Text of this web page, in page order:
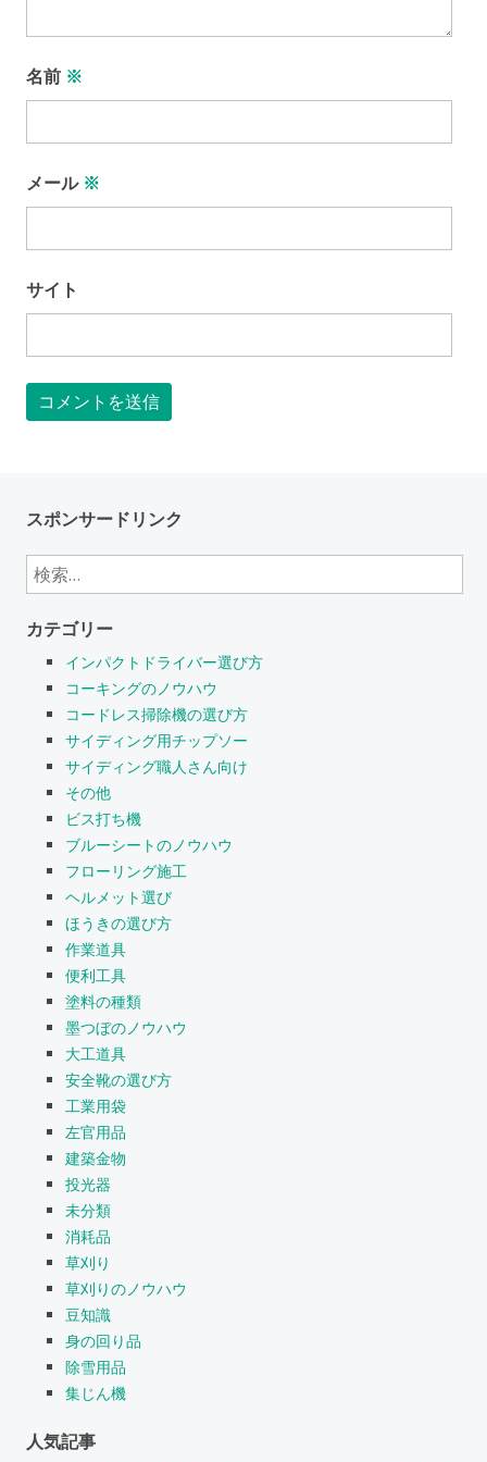
名前 ※
メール ※
サイト
スポンサードリンク
検
索:
カテゴリー
インパクトドライバー選び方
コーキングのノウハウ
コードレス掃除機の選び方
サイディング用チップソー
サイディング職人さん向け
その他
ビス打ち機
ブルーシートのノウハウ
フローリング施工
ヘルメット選び
ほうきの選び方
作業道具
便利工具
塗料の種類
墨つぼのノウハウ
大工道具
安全靴の選び方
工業用袋
左官用品
建築金物
投光器
未分類
消耗品
草刈り
草刈りのノウハウ
豆知識
身の回り品
除雪用品
集じん機
人気記事